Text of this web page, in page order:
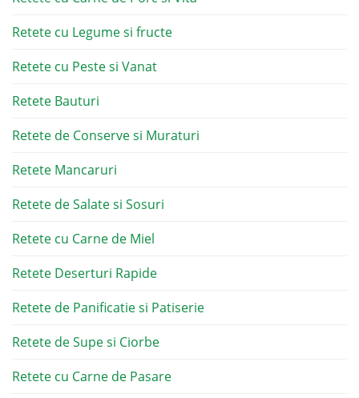
Retete cu Legume si fructe
Retete cu Peste si Vanat
Retete Bauturi
Retete de Conserve si Muraturi
Retete Mancaruri
Retete de Salate si Sosuri
Retete cu Carne de Miel
Retete Deserturi Rapide
Retete de Panificatie si Patiserie
Retete de Supe si Ciorbe
Retete cu Carne de Pasare